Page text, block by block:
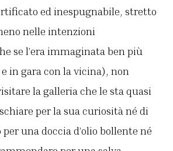
ed inespugnabile, stretto
nelle intenzioni
se l’era immaginata ben più
e in gara con la vicina), non
la galleria che le sta quasi
per la sua curiosità né di
una doccia d’olio bollente né